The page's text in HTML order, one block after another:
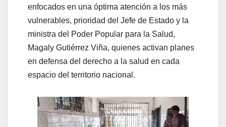
enfocados en una óptima atención a los más
vulnerables, prioridad del Jefe de Estado y la
ministra del Poder Popular para la Salud,
Magaly Gutiérrez Viña, quienes activan planes
en defensa del derecho a la salud en cada
espacio del territorio nacional.